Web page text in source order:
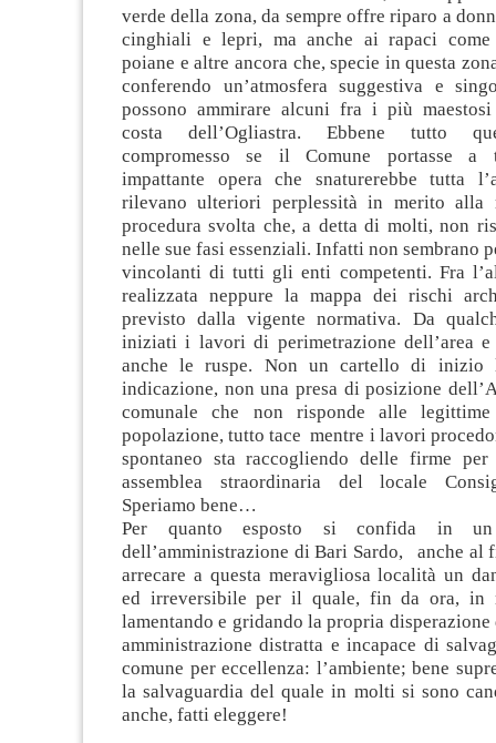
verde della zona, da sempre offre riparo a
cinghiali e lepri, ma anche ai rapaci
poiane e altre ancora che, specie in questa
conferendo un’atmosfera suggestiva e
possono ammirare alcuni fra i più
costa dell’Ogliastra. Ebbene tutto
compromesso se il Comune portasse a
impattante opera che snaturerebbe tutta
rilevano ulteriori perplessità in merito alla
procedura svolta che, a detta di molti, non
nelle sue fasi essenziali. Infatti non sembrano
vincolanti di tutti gli enti competenti. Fra
realizzata neppure la mappa dei rischi
previsto dalla vigente normativa. Da
iniziati i lavori di perimetrazione dell’area e
anche le ruspe. Non un cartello di inizio
indicazione, non una presa di posizione
comunale che non risponde alle
popolazione, tutto tace mentre i lavori
spontaneo sta raccogliendo delle firme per
assemblea straordinaria del locale
Speriamo bene…
Per quanto esposto si confida in un
dell’amministrazione di Bari Sardo, anche al
arrecare a questa meravigliosa località un
ed irreversibile per il quale, fin da ora, in
lamentando e gridando la propria
amministrazione distratta e incapace di
comune per eccellenza: l’ambiente; bene
la salvaguardia del quale in molti si sono
anche, fatti eleggere!